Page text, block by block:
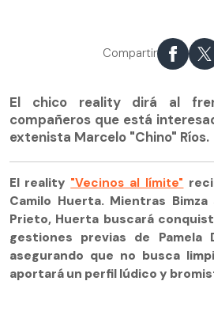
Compartir
El chico reality dirá al
compañeros que está
extenista Marcelo "Chino" Ríos.
El reality "Vecinos al límite"
Camilo Huerta. Mientras
Prieto, Huerta buscará
gestiones previas de Pamela
asegurando que no busca
aportará un perfil lúdico y